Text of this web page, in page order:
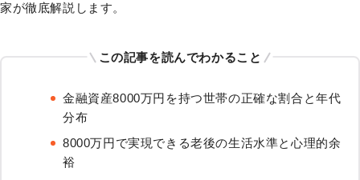
家が徹底解説します。
この記事を読んでわかること
金融資産8000万円を持つ世帯の正確な割合と年代
分布
8000万円で実現できる老後の生活水準と心理的余
裕